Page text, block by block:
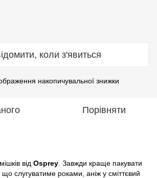
коли з'явиться
накопичувальної знижки
Порівняти
від Osprey . Завжди краще пакувати
слугуватиме роками, аніж у сміттєвий